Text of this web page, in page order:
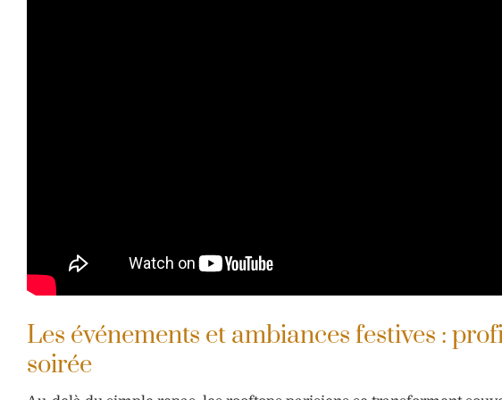
Les événements et ambiances festives :
soirée